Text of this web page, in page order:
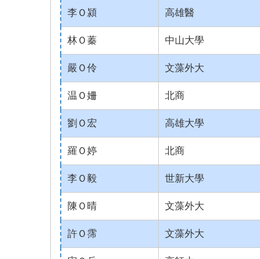
李Ｏ潁 高雄醫
林Ｏ蓁 中山大學
嚴Ｏ伶 文藻外大
温Ｏ姍 北商
劉Ｏ宏 高雄大學
羅Ｏ婷 北商
李Ｏ毅 世新大學
陳Ｏ晴 文藻外大
許Ｏ霈 文藻外大